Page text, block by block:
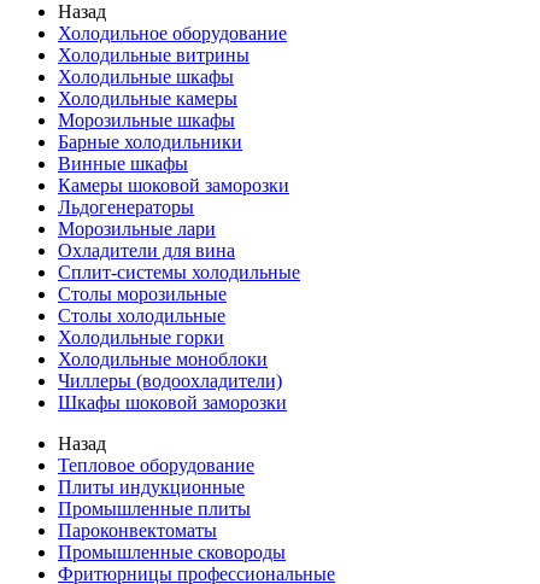
Назад
Холодильное оборудование
Холодильные витрины
Холодильные шкафы
Холодильные камеры
Морозильные шкафы
Барные холодильники
Винные шкафы
Камеры шоковой заморозки
Льдогенераторы
Морозильные лари
Охладители для вина
Сплит-системы холодильные
Столы морозильные
Столы холодильные
Холодильные горки
Холодильные моноблоки
Чиллеры (водоохладители)
Шкафы шоковой заморозки
Назад
Тепловое оборудование
Плиты индукционные
Промышленные плиты
Пароконвектоматы
Промышленные сковороды
Фритюрницы профессиональные